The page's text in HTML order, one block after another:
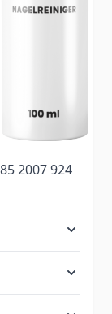
verzonden
2007 924